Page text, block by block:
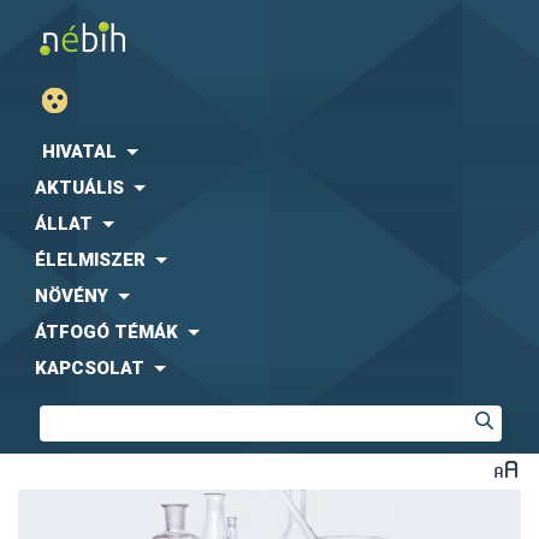
HIVATAL
AKTUÁLIS
ÁLLAT
ÉLELMISZER
NÖVÉNY
ÁTFOGÓ TÉMÁK
KAPCSOLAT